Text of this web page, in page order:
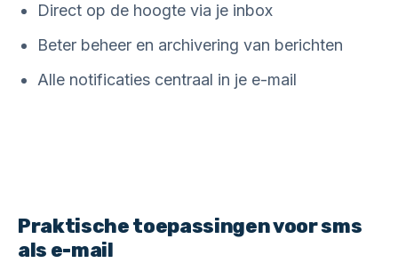
Direct op de hoogte via je inbox
Beter beheer en archivering van berichten
Alle notificaties centraal in je e-mail
Praktische toepassingen voor sms
als e-mail